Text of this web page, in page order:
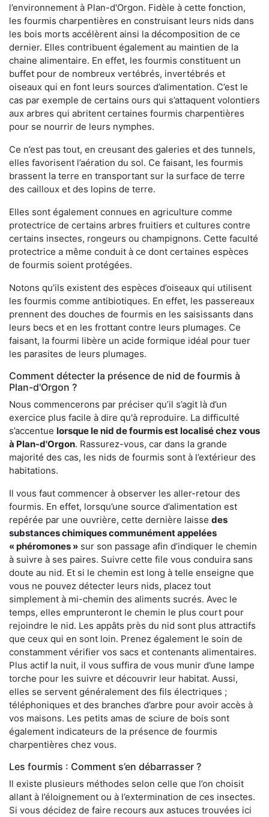
l’environnement à Plan-d'Orgon. Fidèle à cette fonction,
les fourmis charpentières en construisant leurs nids dans
les bois morts accélèrent ainsi la décomposition de ce
dernier. Elles contribuent également au maintien de la
chaine alimentaire. En effet, les fourmis constituent un
buffet pour de nombreux vertébrés, invertébrés et
oiseaux qui en font leurs sources d’alimentation. C’est le
cas par exemple de certains ours qui s’attaquent volontiers
aux arbres qui abritent certaines fourmis charpentières
pour se nourrir de leurs nymphes.
Ce n’est pas tout, en creusant des galeries et des tunnels,
elles favorisent l’aération du sol. Ce faisant, les fourmis
brassent la terre en transportant sur la surface de terre
des cailloux et des lopins de terre.
Elles sont également connues en agriculture comme
protectrice de certains arbres fruitiers et cultures contre
certains insectes, rongeurs ou champignons. Cette faculté
protectrice a même conduit à ce dont certaines espèces
de fourmis soient protégées.
Notons qu’ils existent des espèces d’oiseaux qui utilisent
les fourmis comme antibiotiques. En effet, les passereaux
prennent des douches de fourmis en les saisissants dans
leurs becs et en les frottant contre leurs plumages. Ce
faisant, la fourmi libère un acide formique idéal pour tuer
les parasites de leurs plumages.
Comment détecter la présence de nid de fourmis à
Plan-d'Orgon ?
Nous commencerons par préciser qu’il s’agit là d’un
exercice plus facile à dire qu'à reproduire. La difficulté
s’accentue lorsque le nid de fourmis est localisé chez vous
à Plan-d'Orgon. Rassurez-vous, car dans la grande
majorité des cas, les nids de fourmis sont à l’extérieur des
habitations.
Il vous faut commencer à observer les aller-retour des
fourmis. En effet, lorsqu’une source d’alimentation est
repérée par une ouvrière, cette dernière laisse des
substances chimiques communément appelées
« phéromones » sur son passage afin d’indiquer le chemin
à suivre à ses paires. Suivre cette file vous conduira sans
doute au nid. Et si le chemin est long à telle enseigne que
vous ne pouvez détecter leurs nids, placez tout
simplement à mi-chemin des aliments sucrés. Avec le
temps, elles emprunteront le chemin le plus court pour
rejoindre le nid. Les appâts près du nid sont plus attractifs
que ceux qui en sont loin. Prenez également le soin de
constamment vérifier vos sacs et contenants alimentaires.
Plus actif la nuit, il vous suffira de vous munir d’une lampe
torche pour les suivre et découvrir leur habitat. Aussi,
elles se servent généralement des fils électriques ;
téléphoniques et des branches d’arbre pour avoir accès à
vos maisons. Les petits amas de sciure de bois sont
également indicateurs de la présence de fourmis
charpentières chez vous.
Les fourmis : Comment s’en débarrasser ?
Il existe plusieurs méthodes selon celle que l’on choisit
allant à l’éloignement ou à l’extermination de ces insectes.
Si vous décidez de faire recours aux astuces trouvées ici